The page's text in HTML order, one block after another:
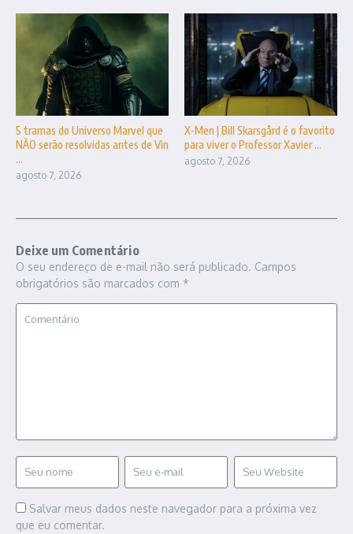
5 tramas do Universo Marvel que
NÃO serão resolvidas antes de Vin
...
agosto 7, 2026
X-Men | Bill Skarsgård é o favorito
para viver o Professor Xavier ...
agosto 7, 2026
Deixe um Comentário
O seu endereço de e-mail não será publicado. Campos
obrigatórios são marcados com *
Salvar meus dados neste navegador para a próxima vez
que eu comentar.